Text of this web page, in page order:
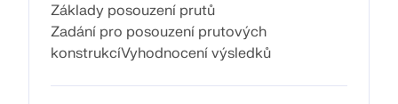
CBFEM, v souladu s EN 1993‑1‑8 a AISC 360, plně
integrované v programu RFEM 6 pro rychlejší a
přesnější konstrukční pracovní postupy.
Základy posouzení prutů
Zadání pro posouzení prutových
konstrukcíVyhodnocení výsledků